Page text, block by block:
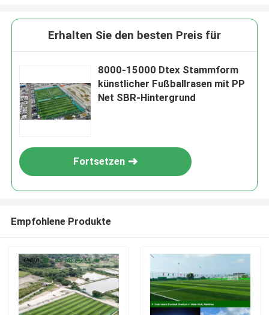
Erhalten Sie den besten Preis für
8000-15000 Dtex Stammform
künstlicher Fußballrasen mit PP
Net SBR-Hintergrund
Fortsetzen
Empfohlene Produkte